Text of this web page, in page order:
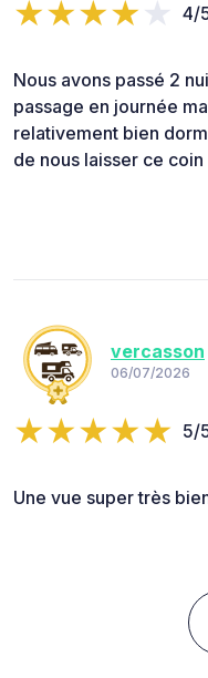
4/
Nous avons passé 2
passage en journée
relativement bien
de nous laisser ce
vercasson
06/07/2026
5/
Une vue super très